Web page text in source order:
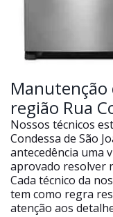
região Rua
Nossos técnicos
Condessa de São
antecedência uma
aprovado resolver
Cada técnico da
tem como regra
atenção aos